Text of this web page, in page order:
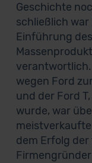
Geschichte
schließlich
Einführung
wegen Ford
und der Ford
wurde, war
dem Erfolg